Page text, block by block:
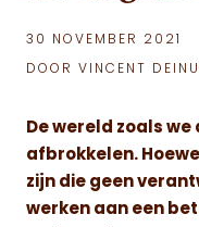
30 NOVEMBER 2021
DOOR VINCENT
De wereld zoals we
afbrokkelen.
zijn die geen
werken aan een